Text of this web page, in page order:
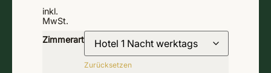
inkl.
MwSt.
Zimmerart
Zurücksetzen